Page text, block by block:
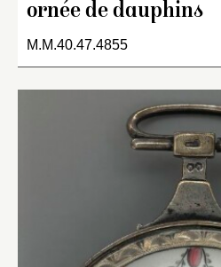
ornée de dauphins
M.M.40.47.4855